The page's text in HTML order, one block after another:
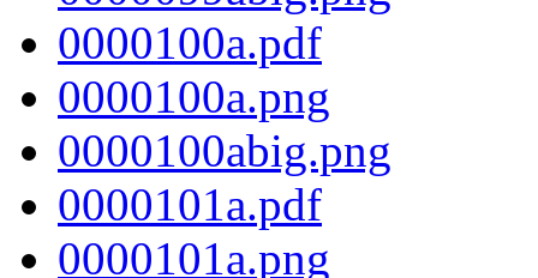
0000100a.pdf
0000100a.png
0000100abig.png
0000101a.pdf
0000101a.png